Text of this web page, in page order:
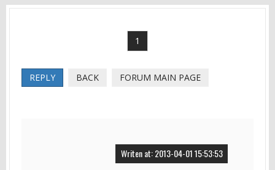
1
REPLY BACK FORUM MAIN PAGE
Writen at: 2013-04-01 15:53:53